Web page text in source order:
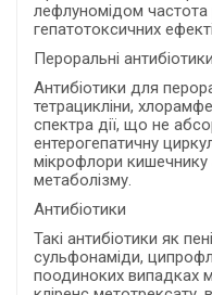
лефлуномідом частота
гепатотоксичних
Пероральні антибіотики
Антибіотики для
тетрацикліни,
спектра дії, що не
ентерогепатичну
мікрофлори кишечнику
метаболізму.
Антибіотики
Такі антибіотики як
сульфонаміди,
поодиноких випадках